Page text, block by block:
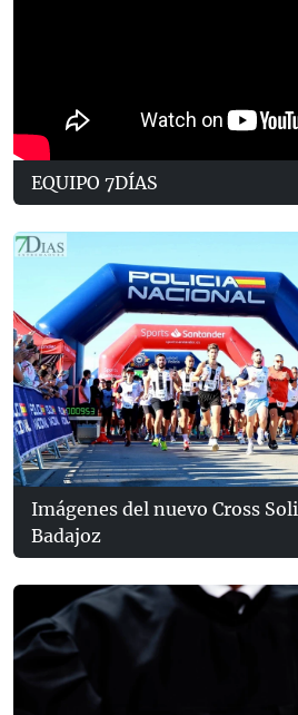
EQUIPO 7DÍAS
Imágenes del nuevo Cross
Badajoz